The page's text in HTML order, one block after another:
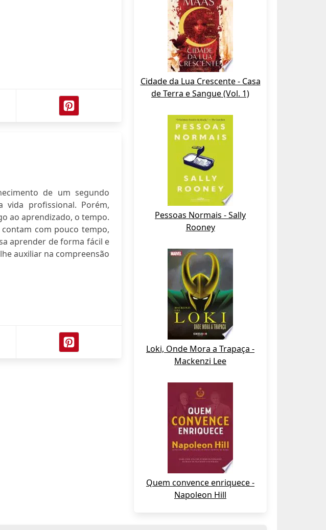
de um segundo
profissional. Porém,
ao aprendizado, o tempo.
com pouco tempo,
aprender de forma fácil e
auxiliar na compreensão
Cidade da Lua Crescente - Casa
de Terra e Sangue (Vol. 1)
Pessoas Normais - Sally
Rooney
Loki, Onde Mora a Trapaça -
Mackenzi Lee
Quem convence enriquece -
Napoleon Hill